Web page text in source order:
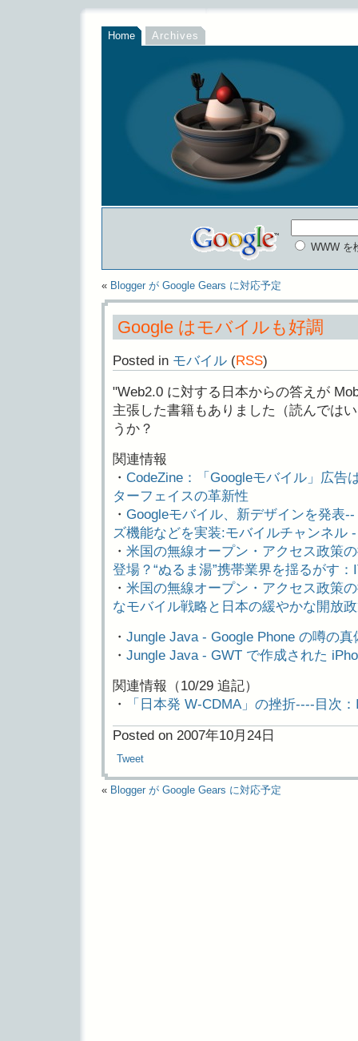
Home Archives
WWW を
« Blogger が Google Gears に対応予定
Google はモバイルも好調
Posted in モバイル (RSS)
"Web2.0 に対する日本からの答えが
主張した書籍もありました（読んでは
うか？
関連情報
・ CodeZine：「Googleモバイル」広告
ターフェイスの革新性
・ Googleモバイル、新デザインを発表
ズ機能などを実装:モバイルチャンネル
・ 米国の無線オープン・アクセス政策
登場？“ぬるま湯”携帯業界を揺るがす：
・ 米国の無線オープン・アクセス政策
なモバイル戦略と日本の緩やかな開放
・ Jungle Java - Google Phone の噂の真
・ Jungle Java - GWT で作成された
関連情報（10/29 追記）
・
「日本発 W-CDMA」の挫折----目次
Posted on 2007年10月24日
Tweet
« Blogger が Google Gears に対応予定